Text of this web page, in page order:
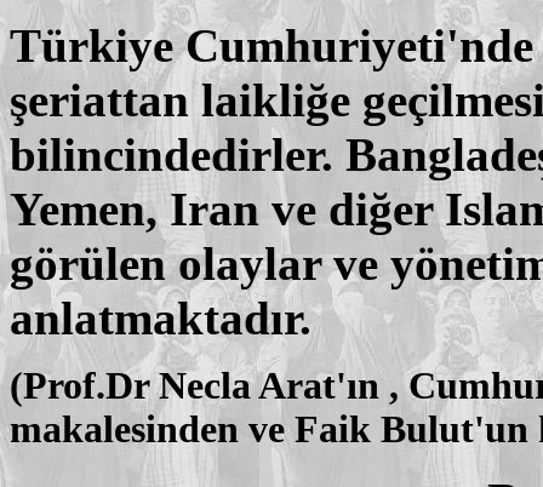
Türkiye Cumhuriyeti'nde
şeriattan laikliğe
bilincindedirler.
Yemen, Iran ve diğer
görülen olaylar ve
anlatmaktadır.
(Prof.Dr Necla Arat'ın ,
makalesinden ve Faik Bulut'un